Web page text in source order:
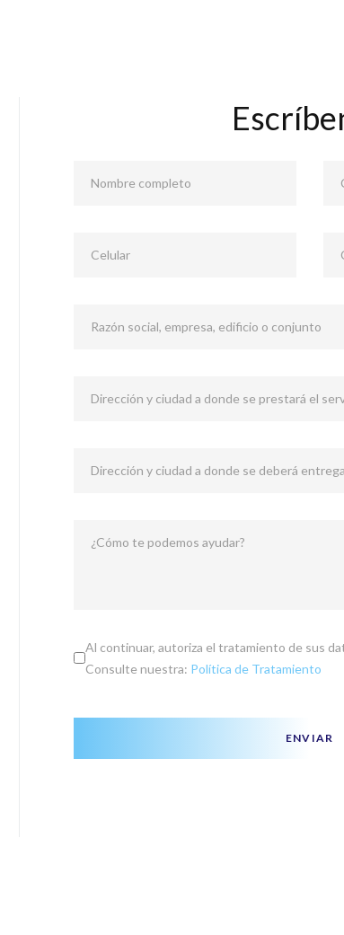
Nombre completo
Celular
Razón social, empresa, edificio o conjunto
Dirección y ciudad a donde se prestará el
Dirección y ciudad a donde se deberá
¿Cómo te podemos ayudar?
Al continuar, autoriza el tratamiento de sus
Consulte nuestra: Política de Tratamiento
ENVIAR